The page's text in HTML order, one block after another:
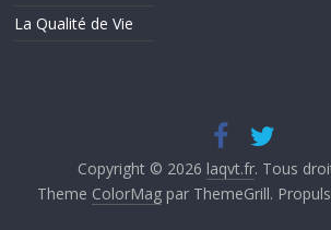
La Qualité de Vie
Copyright © 2026 laqvt.fr. Tous
Theme ColorMagpar ThemeGrill.